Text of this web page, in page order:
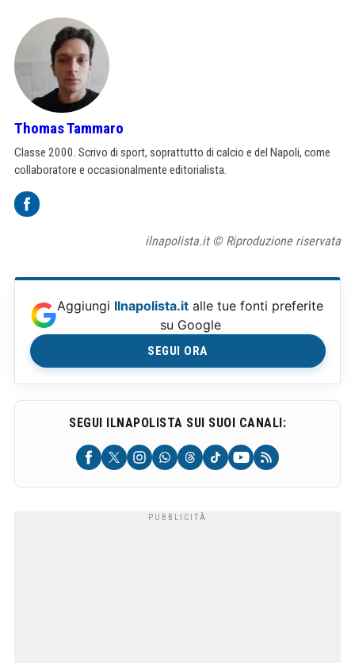
Thomas Tammaro
Classe 2000. Scrivo di sport, soprattutto di calcio e del Napoli, come
collaboratore e occasionalmente editorialista.
ilnapolista.it © Riproduzione riservata
Aggiungi Ilnapolista.it alle tue fonti preferite
su Google
SEGUI ORA
SEGUI ILNAPOLISTA SUI SUOI CANALI: